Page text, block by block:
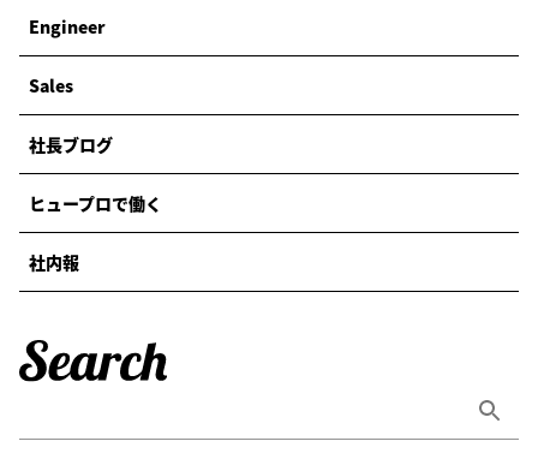
Engineer
Sales
社長ブログ
ヒュープロで働く
社内報